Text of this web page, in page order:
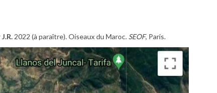
J.R. 2022 (à paraître). Oiseaux du Maroc. SEOF, Paris.